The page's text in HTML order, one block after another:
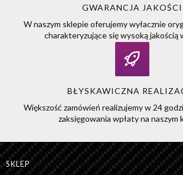
GWARANCJA JAKOŚCI
W naszym sklepie oferujemy wyłacznie
charakteryzujące się wysoką jakością
BŁYSKAWICZNA
Większość zamówień realizujemy w 24
zaksięgowania wpłaty na naszym
SKLEP